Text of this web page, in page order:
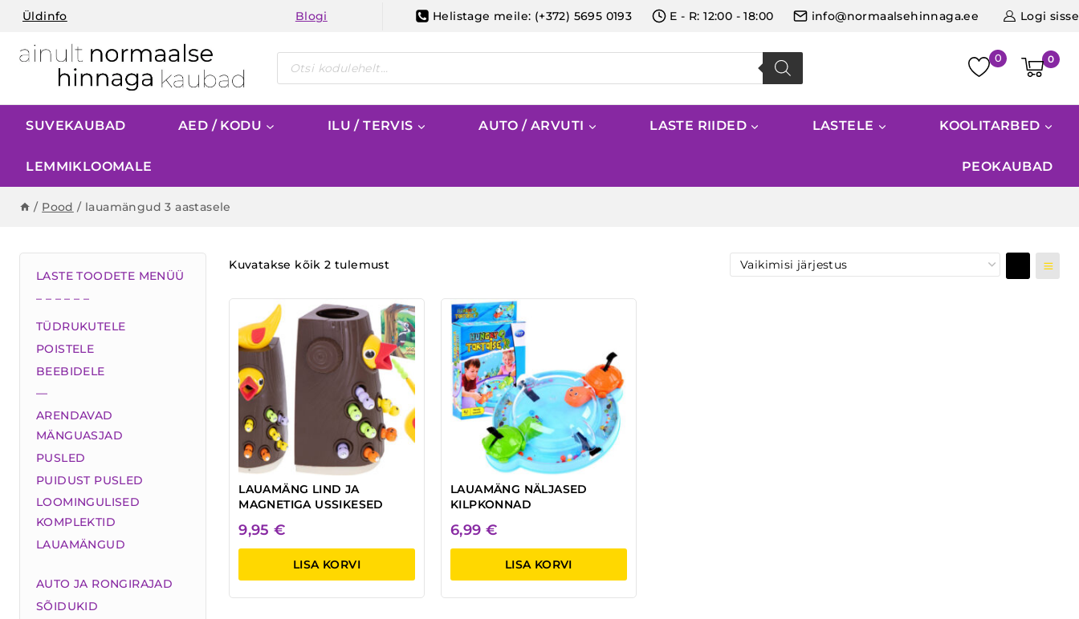
Skip
content
Üldinfo Blogi Helistage meile: (+372) 5695 0193 E - R: 12:00 - 18:00 info@normaalsehinnaga.ee Logi sisse
Products
search
0
SUVEKAUBAD AED / KODU ILU / TERVIS AUTO / ARVUTI LASTE RIIDED LASTELE KOOLITARBED
LEMMIKLOOMALE PEOKAUBAD
/ Pood / lauamängud 3 aastasele
Kuvatakse kõik 2 tulemust
LAUAMÄNG LIND JA
MAGNETIGA USSIKESED
9,95€
LISA KORVI
LAUAMÄNG NÄLJASED
KILPKONNAD
6,99 €
LISA KORVI
LASTE TOODETE MENÜÜ
– – – – – –
TÜDRUKUTELE
POISTELE
BEEBIDELE
—
ARENDAVAD
MÄNGUASJAD
PUSLED
PUIDUST PUSLED
LOOMINGULISED
KOMPLEKTID
LAUAMÄNGUD
AUTO JA RONGIRAJAD
SÕIDUKID